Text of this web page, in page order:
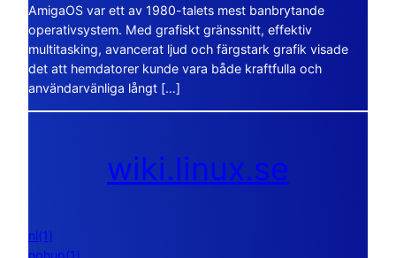
AmigaOS var ett av 1980-talets mest banbrytande
operativsystem. Med grafiskt gränssnitt, effektiv
multitasking, avancerat ljud och färgstark grafik visade
det att hemdatorer kunde vara både kraftfulla och
användarvänliga långt […]
wiki.linux.se
nl(1)